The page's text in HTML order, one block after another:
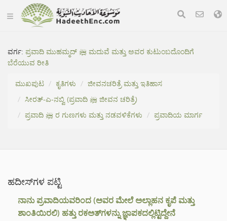
ವರ್ಗ:ಪ್ರವಾದಿ ಮುಹಮ್ಮದ್ ﷺ ಮದುವೆ ಮತ್ತು ಅವರ ಕುಟುಂಬದೊಂದಿಗೆ
ಬೆರೆಯುವ ರೀತಿ
ಮುಖಪುಟ
ಕೃತಿಗಳು
ಜೀವನಚರಿತ್ರೆ ಮತ್ತು ಇತಿಹಾಸ
ಸೀರತ್-ಎ-ನಬ್ವಿ (ಪ್ರವಾದಿ ﷺ ಜೀವನ ಚರಿತ್ರೆ)
ಪ್ರವಾದಿ ﷺ ರ ಗುಣಗಳು ಮತ್ತು ನಡವಳಿಕೆಗಳು
ಪ್ರವಾದಿಯ ಮಾರ್ಗ
ಹದೀಸ್‌ಗಳ ಪಟ್ಟಿ
ನಾನು ಪ್ರವಾದಿಯವರಿಂದ (ಅವರ ಮೇಲೆ ಅಲ್ಲಾಹನ ಕೃಪೆ ಮತ್ತು
ಶಾಂತಿಯಿರಲಿ) ಹತ್ತು ರಕಅತ್‌ಗಳನ್ನು ಜ್ಞಾಪಕದಲ್ಲಿಟ್ಟಿದ್ದೇನೆ